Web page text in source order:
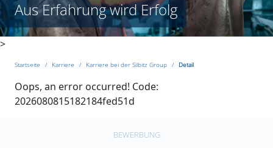
Aus Erfahrung wird Erfolg
>
Startseite Karriere Karriere bei der Silbitz Group Detail
Oops, an error occurred! Code:
2026080815182184fed51d
BEWERBUNG